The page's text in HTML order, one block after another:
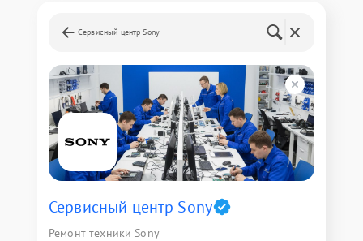
Сервисный центр Sony
Сервисный центр Sony
Ремонт техники Sony